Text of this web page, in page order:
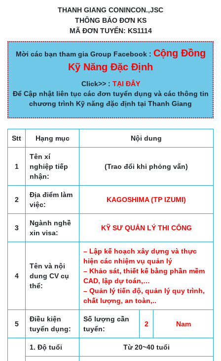
THANH GIANG CONINCON.,JSC
THÔNG BÁO ĐƠN KS
MÃ ĐƠN TUYỂN: KS1114
Mời các bạn tham gia Group Facebook : Cộng Đồng
Kỹ Năng Đặc Định
Click>> : TẠI ĐÂY
Để Cập nhật liên tục các đơn tuyển dụng và các thông tin
chương trình Kỹ năng đặc định tại Thanh Giang
Stt Hạng mục Nội dung
1
Tên xí
nghiệp tiếp
nhận:
(Trao đổi khi phỏng vấn)
2
Địa điểm làm
việc:
KAGOSHIMA (TP IZUMI)
3
Ngành nghề
xin visa:
KỸ SƯ QUẢN LÝ THI CÔNG
4
Tên và nội
dung CV cụ
thể:
– Lập kế hoạch xây dựng và thực
hiện các nhiệm vụ quản lý
– Khảo sát, thiết kế bằng phần mềm
CAD, lập dự toán,…
– Quản lý tiến độ, quản lý quy trình,
chất lượng, an toàn,..
5
Điều kiện
tuyển dụng:
Số lượng cần
tuyển:
2 Nam
1. Độ tuổi Từ 20~40 tuổi